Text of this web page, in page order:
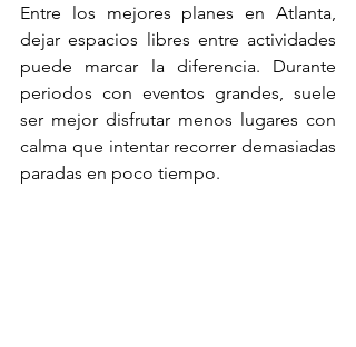
Entre los mejores planes en Atlanta,
dejar espacios libres entre actividades
puede marcar la diferencia. Durante
periodos con eventos grandes, suele
ser mejor disfrutar menos lugares con
calma que intentar recorrer demasiadas
paradas en poco tiempo.